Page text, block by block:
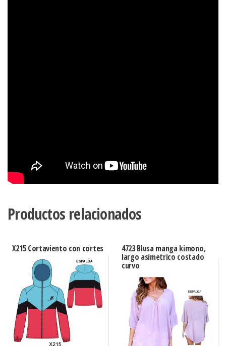
Productos relacionados
X215 Cortaviento con cortes 4723 Blusa manga kimono,
largo asimetrico costado
curvo